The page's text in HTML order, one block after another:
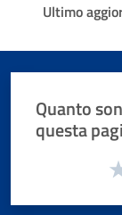
Ultimo
Quanto
questa
Valuta da 1 a 5